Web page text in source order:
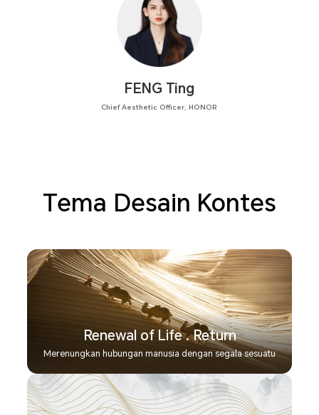
FENG Ting
Chief Aesthetic Officer, HONOR
Tema Desain Kontes
Renewal of Life . Return
Merenungkan hubungan manusia dengan segala sesuatu